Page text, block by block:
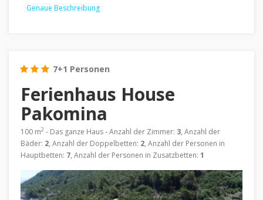
Genaue Beschreibung
7+1 Personen
Ferienhaus House
Pakomina
100 m2 - Das ganze Haus - Anzahl der Zimmer: 3, Anzahl der
Bäder: 2, Anzahl der Doppelbetten: 2, Anzahl der Personen in
Hauptbetten: 7, Anzahl der Personen in Zusatzbetten: 1